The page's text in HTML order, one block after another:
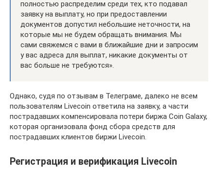
полностью распределим среди тех, кто подавал
заявку на выплату, но при предоставлении
документов допустил небольшие неточности, на
которые мы не будем обращать внимания. Мы
сами свяжемся с вами в ближайшие дни и запросим
у вас адреса для выплат, никакие документы от
вас больше не требуются».
Однако, судя по отзывам в Телеграме, далеко не всем
пользователям Livecoin ответила на заявку, а части
пострадавших компенсировала потери биржа Coin Galaxy,
которая организовала фонд сбора средств для
пострадавших клиентов биржи Livecoin.
Регистрация и верификация Livecoin